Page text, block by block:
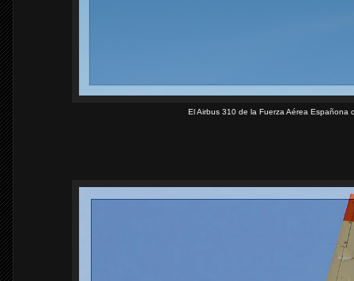
El Airbus 310 de la Fuerza Aérea Españona